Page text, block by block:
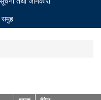
समुह